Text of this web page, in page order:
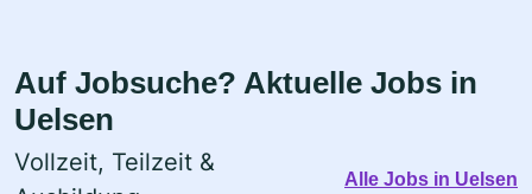
Auf Jobsuche? Aktuelle Jobs in
Uelsen
Vollzeit, Teilzeit &
Alle Jobs in Uelsen